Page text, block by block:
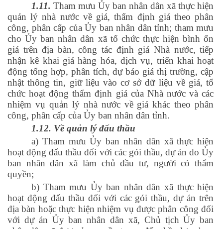
1.11. Tham mưu Ủy ban nhân dân xã thực hiện
quản lý nhà nước về giá, thẩm định giá theo phân
công, phân cấp của Ủy ban nhân dân tỉnh; tham mưu
cho Ủy ban nhân dân xã tổ chức thực hiện bình ổn
giá trên địa bàn, công tác định giá Nhà nước, tiếp
nhận kê khai giá hàng hóa, dịch vụ, triển khai hoạt
động tổng hợp, phân tích, dự báo giá thị trường, cập
nhật thông tin, giữ liệu vào cơ sở dữ liệu về giá, tổ
chức hoạt động thẩm định giá của Nhà nước và các
nhiệm vụ quản lý nhà nước về giá khác theo phân
công, phân cấp của Ủy ban nhân dân tỉnh.
1.12. Về quản lý đấu thầu
a) Tham mưu Ủy ban nhân dân xã thực hiện
hoạt động đấu thầu đối với các gói thầu, dự án do Ủy
ban nhân dân xã làm chủ đầu tư, người có thẩm
quyền;
b) Tham mưu Ủy ban nhân dân xã thực hiện
hoạt động đấu thầu đối với các gói thầu, dự án trên
địa bàn hoặc thực hiện nhiệm vụ được phân công đối
với dự án Ủy ban nhân dân xã, Chủ tịch Ủy ban